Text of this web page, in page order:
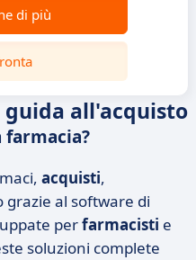
di più
all'acquisto
farmacia?
acquisti,
al software di
perfarmacisti e
soluzioni complete